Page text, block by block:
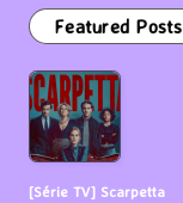
Featured Posts
[Série TV] Scarpetta